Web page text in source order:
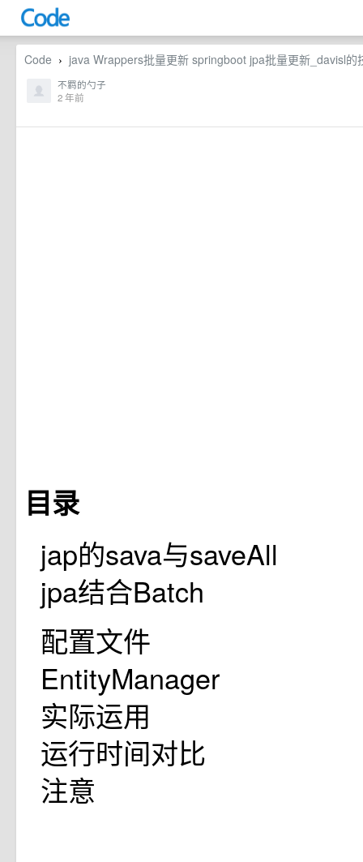
Code › java Wrappers批量更新 springboot jpa批量更新_davisl的
不羁的勺子
2 年前
目录
jap的sava与saveAll
jpa结合Batch
配置文件
EntityManager
实际运用
运行时间对比
注意